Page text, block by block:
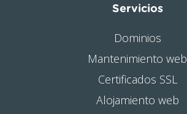
Servicios
Dominios
Mantenimiento web
Certificados SSL
Alojamiento web